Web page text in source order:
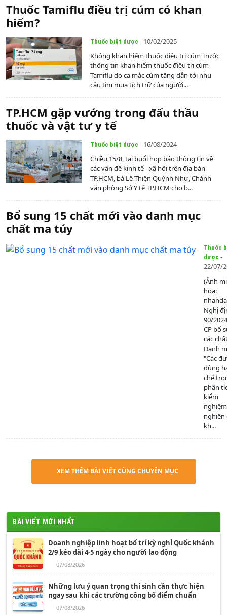
Thuốc Tamiflu điều trị cúm có khan
hiếm?
Thuốc biệt dược - 10/02/2025
Không khan hiếm thuốc điều trị cúm Trước
thông tin khan hiếm thuốc điều trị cúm
Tamiflu do ca mắc cúm tăng dẫn tới nhu
cầu tìm mua tích trữ của người...
TP.HCM gặp vướng trong đấu thầu
thuốc và vật tư y tế
Thuốc biệt dược - 16/08/2024
Chiều 15/8, tại buổi họp báo thông tin về
các vấn đề kinh tế - xã hội trên địa bàn
TP.HCM, bà Lê Thiện Quỳnh Như, Chánh
văn phòng Sở Y tế TP.HCM cho b...
Bổ sung 15 chất mới vào danh mục
chất ma túy
Thuốc
dược -
22/07/
(Ảnh
họa:
Nghị
90/
CP bổ
các
Danh
"Các
dùng
chế
phân
kiểm
nghiên
kh...
XEM THÊM BÀI VIẾT CÙNG CHUYÊN MỤC
BÀI VIẾT MỚI NHẤT
Doanh nghiệp linh hoạt bố trí kỳ nghỉ Quốc khánh
2/9 kéo dài 4-5 ngày cho người lao động
07/08/2026
Những lưu ý quan trọng thí sinh cần thực hiện
ngay sau khi các trường công bố điểm chuẩn
07/08/2026